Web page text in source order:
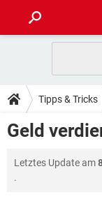
ANDROID
WINDOWS 10
TIPPS & TRICKS
SPIELE
ANDROID
WINDOWS 10
DOWNLOADS
FORUM
Tipps & Tricks
Geld
Letztes Update am
.